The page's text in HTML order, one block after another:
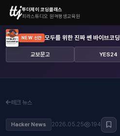
투더제이 코딩클래스
피라스튜디오 원격평생교육원
NEW 신간 모두를 위한 진짜 쎈 바이브코딩
교보문고 YES24
테크 뉴스
Hacker News 2026.05.25 194